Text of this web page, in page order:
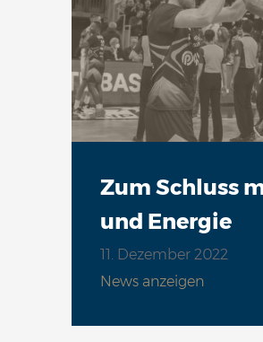
Zum Schluss
und Energie
11. Dezember 2022
News anzeigen